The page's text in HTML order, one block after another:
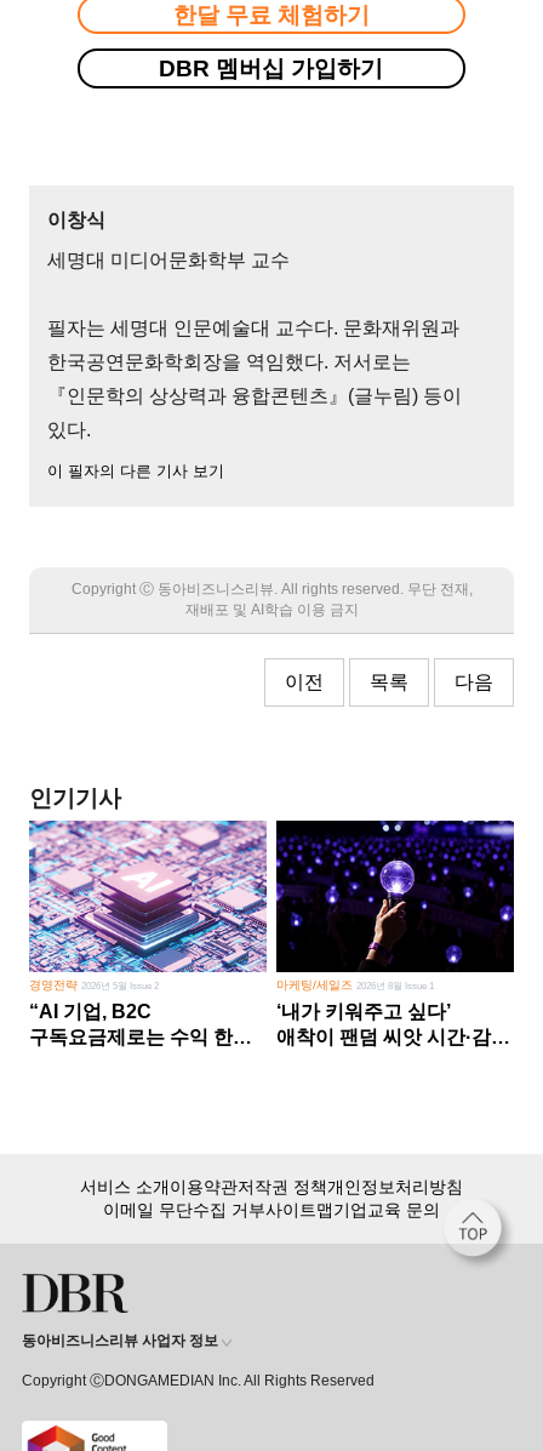
한달 무료 체험하기
DBR 멤버십 가입하기
이창식
세명대 미디어문화학부 교수
필자는 세명대 인문예술대 교수다. 문화재위원과
한국공연문화학회장을 역임했다. 저서로는
『인문학의 상상력과 융합콘텐츠』(글누림) 등이
있다.
이 필자의 다른 기사 보기
Copyright Ⓒ 동아비즈니스리뷰. All rights reserved. 무단 전재,
재배포 및 AI학습 이용 금지
이전 목록 다음
인기기사
경영전략 2026년 5월 Issue 2
“AI 기업, B2C
구독요금제로는 수익 한계
마케팅/세일즈 2026년 8월 Issue 1
‘내가 키워주고 싶다’
애착이 팬덤 씨앗 시간·감정
15,000여 건의 DBR 콘텐츠를
서비스 소개이용약관저작권 정책개인정보처리방침
이메일 무단수집 거부사이트맵기업교육 문의
동아비즈니스리뷰 사업자 정보
Copyright ⒸDONGAMEDIAN Inc. All Rights Reserved